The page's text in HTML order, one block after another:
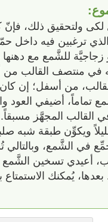
ولتحقيق ذلك، فإنّ
ويكوِّن طبقة شبه
في الشَّمع،
أعيدي تسخين
يُمكنك الاستمتاع